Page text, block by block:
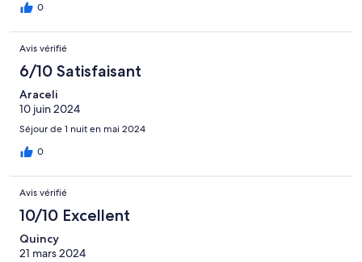
0
Avis vérifié
6/10 Satisfaisant
Araceli
10 juin 2024
Séjour de 1 nuit en mai 2024
0
Avis vérifié
10/10 Excellent
Quincy
21 mars 2024